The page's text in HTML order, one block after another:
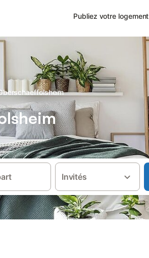
Publiez votre logement
Invités